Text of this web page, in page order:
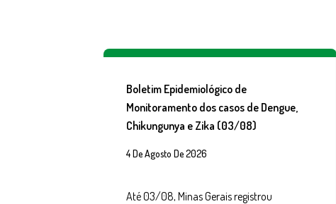
Boletim Epidemiológico de
Monitoramento dos casos de Dengue,
Chikungunya e Zika (03/08)
4 De Agosto De 2026
Até 03/08, Minas Gerais registrou